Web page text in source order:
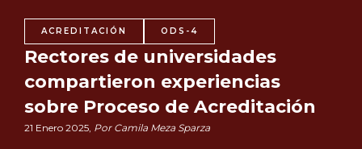
ACREDITACIÓN ODS-4
Rectores de universidades
compartieron experiencias
sobre Proceso de Acreditación
21 Enero 2025, Por Camila Meza Sparza